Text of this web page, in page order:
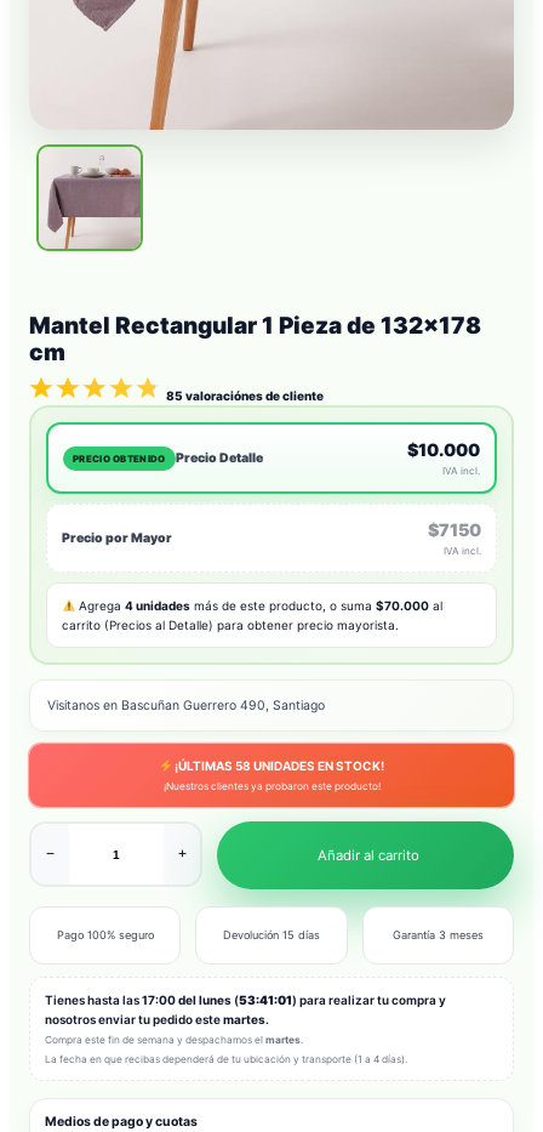
Mantel Rectangular 1 Pieza de 132×178
cm
85 valoraciónes de cliente
PRECIO OBTENIDO Precio Detalle $10.000
IVA incl.
Precio por Mayor $7150
IVA incl.
Agrega4 unidades más de este producto, o suma$70.000 al
carrito (Precios al Detalle) para obtener precio mayorista.
Visitanos en Bascuñan Guerrero 490, Santiago
¡ÚLTIMAS58 UNIDADES EN STOCK!
¡Nuestros clientes ya probaron este producto!
− + Añadir al carrito
Pago 100% seguro Devolución 15 días Garantía 3 meses
Tienes hasta las17:00 del lunes (53:40:59 ) para realizar tu compra y
nosotros enviar tu pedido estemartes.
Compra este fin de semana y despachamos el martes.
La fecha en que recibas dependerá de tu ubicación y transporte (1 a 4 días).
Medios de pago y cuotas